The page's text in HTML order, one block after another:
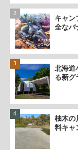
キャン
全なバ
北海道
る新グ
柚木の
料キャ